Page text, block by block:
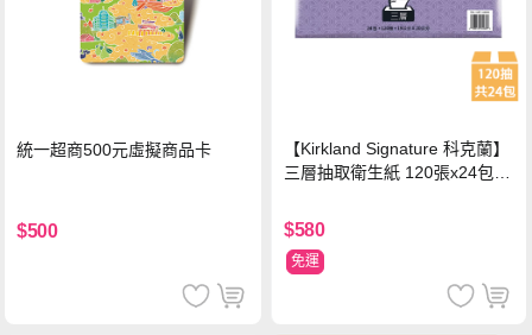
統一超商500元虛擬商品卡
$500
【Kirkland Signature 科克蘭】
三層抽取衛生紙 120張x24包x1
$580
免運